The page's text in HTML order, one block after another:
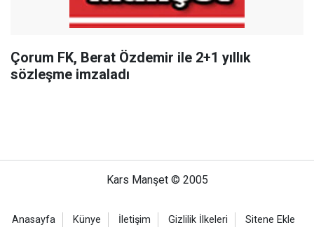
Çorum FK, Berat Özdemir ile 2+1 yıllık
sözleşme imzaladı
Kars Manşet © 2005
Anasayfa Künye İletişim Gizlilik İlkeleri Sitene Ekle